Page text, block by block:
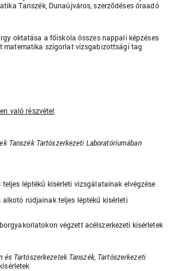
Tanszék, Dunaújváros, szerződéses óraadó
oktatása a főiskola összes nappali képzéses
matematika szigorlat vizsgabizottsági tag
való részvétel
Tanszék Tartószerkezeti Laboratóriumában
léptékű kísérleti vizsgálatainak elvégzése
rúdjainak teljes léptékű kísérleti
végzett acélszerkezeti kísérletek
és Tartószerkezetek Tanszék, Tartószerkezeti